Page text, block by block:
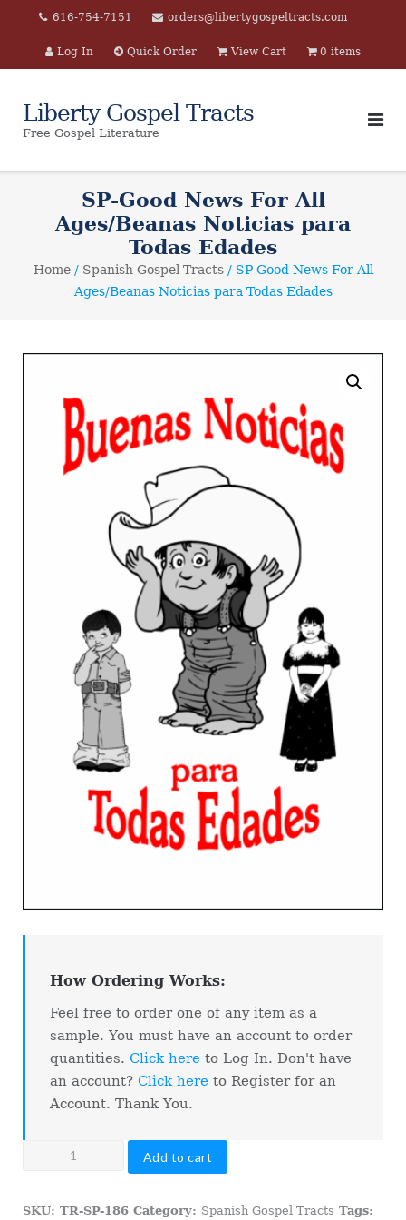
content
616-754-7151 orders@libertygospeltracts.com
Log In Quick Order View Cart 0 items
Liberty Gospel Tracts
Free Gospel Literature
SP-Good News For All
Ages/Beanas Noticias para
Todas Edades
Home/ Spanish Gospel Tracts/ SP-Good News For All
Ages/Beanas Noticias para Todas Edades
How Ordering Works:
Feel free to order one of any item as a
sample. You must have an account to order
quantities. Click here to Log In. Don't have
an account? Click here to Register for an
Account. Thank You.
For
Add to cart
SKU: TR-SP-186 Category: Spanish Gospel Tracts Tags: